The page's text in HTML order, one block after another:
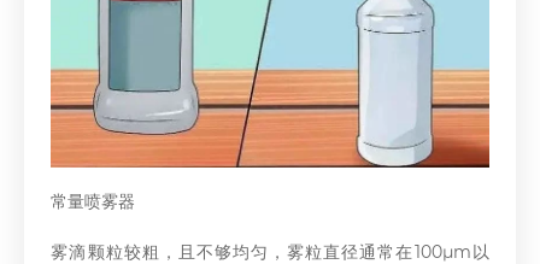
常量喷雾器
雾滴颗粒较粗，且不够均匀，雾粒直径通常在100μm以